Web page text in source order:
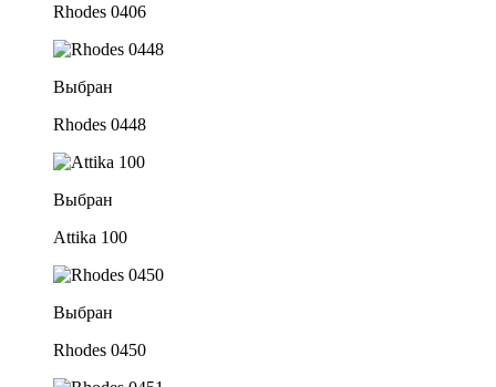
Rhodes 0406
Выбран
Rhodes 0448
Выбран
Attika 100
Выбран
Rhodes 0450